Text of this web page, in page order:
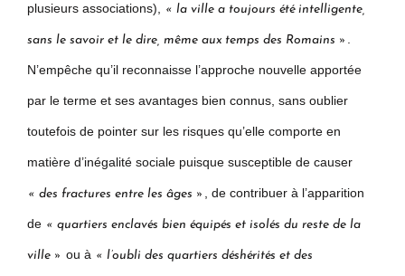
plusieurs associations), « la ville a toujours été intelligente,
sans le savoir et le dire, même aux temps des Romains »
N’empêche qu’il reconnaisse l’approche nouvelle apportée
par le terme et ses avantages bien connus, sans oublier
toutefois de pointer sur les risques qu’elle comporte en
matière d’inégalité sociale puisque susceptible de causer
« des fractures entre les âges » , de contribuer à l’apparition
de « quartiers enclavés bien équipés et isolés du reste de la
ville » ou à « l’oubli des quartiers déshérités et des